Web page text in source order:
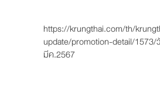
https://krungthai.com/th/
update/promotion-detail/
มีค.2567